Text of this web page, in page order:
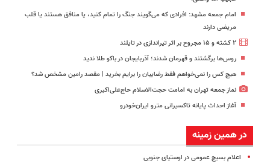
امام جمعه مشهد: افرادی که می‌گویند جنگ را تمام کنید، یا منافق هستند یا قلب
مریضی دارند
۲ کشته و ۱۵ مجروح بر اثر تیراندازی در تایلند
روس‌ها برگشتند و قهرمان شدند؛ آذربایجان در باکو طلا ندید
هیچ کس را نمی‌خواهم فقط رضاییان را برایم بخرید | مقصد رامین مشخص شد؟
نماز جمعه تهران به امامت حجت‌الاسلام حاج‌علی‌اکبری
آغاز احداث پایانه تاکسیرانی مترو ایران‌خودرو
در همین زمینه
اعلام بسیج عمومی در اوستیای جنوبی